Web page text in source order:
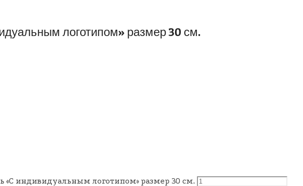
логотипом» размер 30 см.
«С индивидуальным логотипом» размер 30 см.